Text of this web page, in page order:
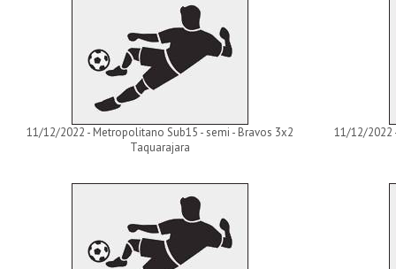
11/12/2022 - Metropolitano Sub15 - semi - Bravos 3x2
Taquarajara
11/12/2022